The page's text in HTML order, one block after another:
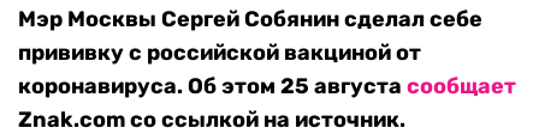
Мэр Москвы Сергей Собянин сделал себе
прививку с российской вакциной от
коронавируса. Об этом 25 августа сообщает
Znak.com со ссылкой на источник.